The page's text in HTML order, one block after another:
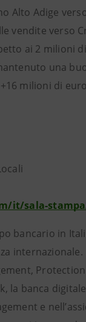
Alto Adige
verso
ai 2 milioni
una
milioni di
it/sala-
bancario in
la banca
e